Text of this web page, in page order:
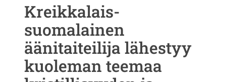
Kreikkalais-
suomalainen
äänitaiteilija lähestyy
kuoleman teemaa